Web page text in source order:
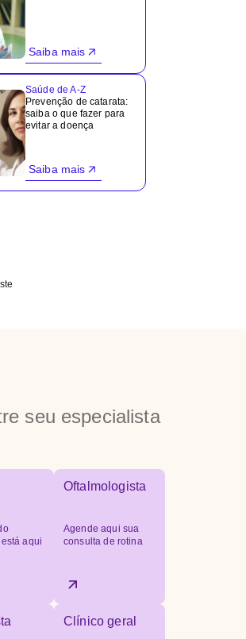
Saiba mais
Saúde de A-Z
Prevenção de catarata:
saiba o que fazer para
evitar a doença
Saiba mais
seu especialista
aqui
Oftalmologista
Agende aqui sua
consulta de rotina
Clínico geral